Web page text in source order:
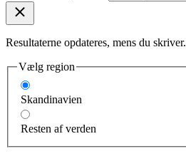
Resultaterne opdateres, mens du skriver.
Vælg region
Skandinavien
Resten af verden